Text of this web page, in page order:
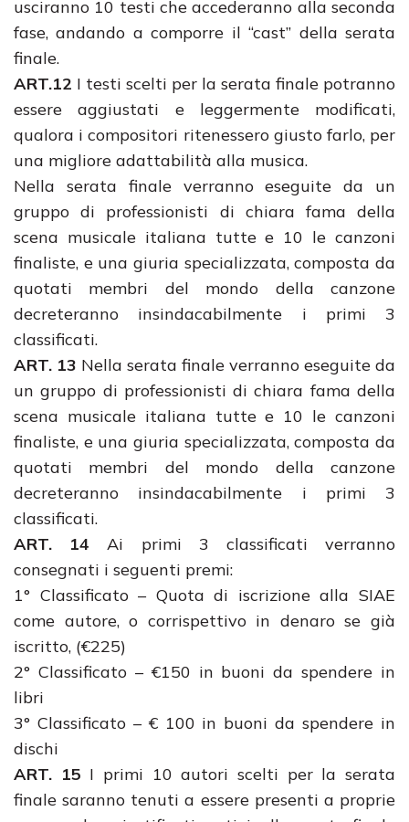
usciranno 10 testi che accederanno alla seconda
fase, andando a comporre il “cast” della serata
finale.
ART.12 I testi scelti per la serata finale potranno
essere aggiustati e leggermente modificati,
qualora i compositori ritenessero giusto farlo, per
una migliore adattabilità alla musica.
Nella serata finale verranno eseguite da un
gruppo di professionisti di chiara fama della
scena musicale italiana tutte e 10 le canzoni
finaliste, e una giuria specializzata, composta da
quotati membri del mondo della canzone
decreteranno insindacabilmente i primi 3
classificati.
ART. 13 Nella serata finale verranno eseguite da
un gruppo di professionisti di chiara fama della
scena musicale italiana tutte e 10 le canzoni
finaliste, e una giuria specializzata, composta da
quotati membri del mondo della canzone
decreteranno insindacabilmente i primi 3
classificati.
ART. 14 Ai primi 3 classificati verranno
consegnati i seguenti premi:
1° Classificato – Quota di iscrizione alla SIAE
come autore, o corrispettivo in denaro se già
iscritto, (€225)
2° Classificato – €150 in buoni da spendere in
libri
3° Classificato – € 100 in buoni da spendere in
dischi
ART. 15 I primi 10 autori scelti per la serata
finale saranno tenuti a essere presenti a proprie